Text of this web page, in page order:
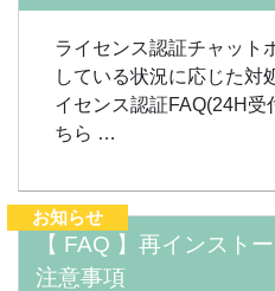
ライセンス認証チャット
している状況に応じた対
イセンス認証FAQ(24H受
ちら …
お知らせ
【 FAQ 】再インスト
注意事項